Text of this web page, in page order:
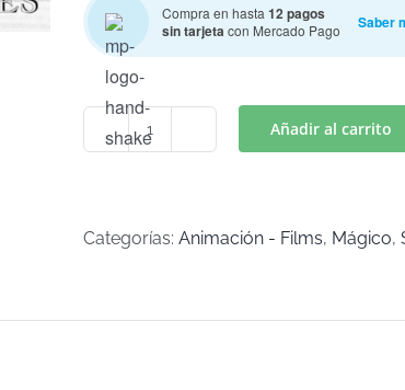
Compra en hasta 12 pagos
sin tarjetacon Mercado Pago Saber
BARBIE
3
61)
Añadir al carrito
Categorías: Animación - Films, Mágico,